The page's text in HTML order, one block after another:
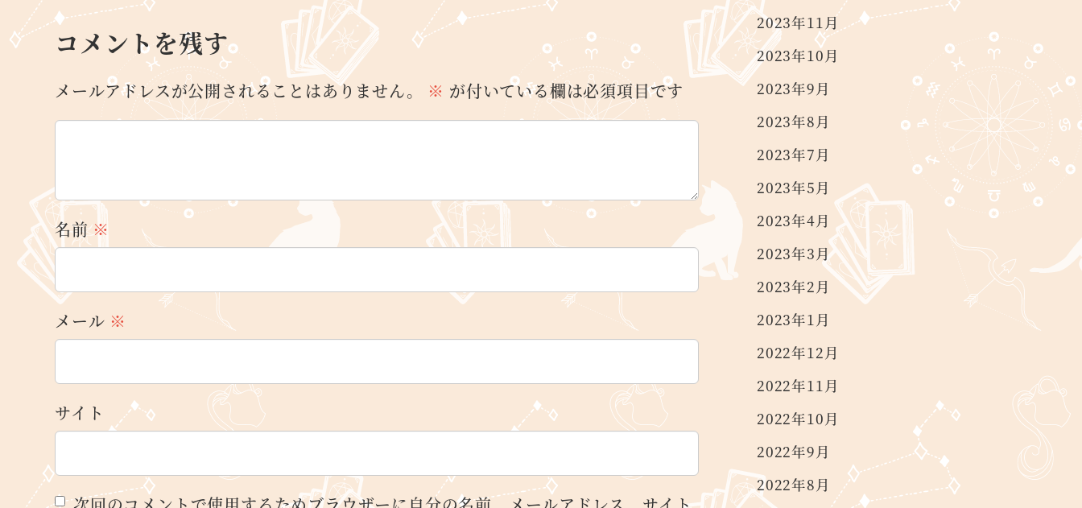
コメントを残す
メールアドレスが公開されることはありません。 ※ が付いている欄は必須項目です
名前※
メール ※
サイト
2023年11月
2023年10月
2023年9月
2023年8月
2023年7月
2023年5月
2023年4月
2023年3月
2023年2月
2023年1月
2022年12月
2022年11月
2022年10月
2022年9月
2022年8月